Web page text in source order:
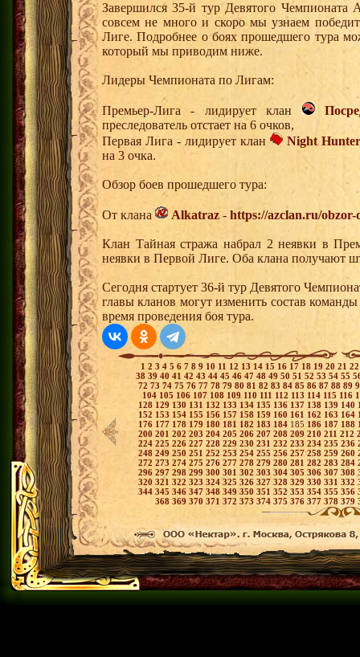
Завершился 35-й тур Девятого Чемпионата
совсем не много и скоро мы узнаем
Лиге. Подробнее о боях прошедшего тура
который мы приводим ниже.
Лидеры Чемпионата по Лигам:
Премьер-Лига - лидирует клан
преследователь отстает на 6 очков,
Первая Лига - лидирует клан
Night
на 3 очка.
Обзор боев прошедшего тура:
От клана Alkatraz - https://azclan.ru/obzor-
Клан Тайная стража набрал 2 неявки в
неявки в Первой Лиге. Оба клана получают
Сегодня стартует 36-й тур Девятого
главы кланов могут изменить состав
время проведения боя тура.
1 2 3 4 5 6 7 8 9 10 11 12 13 14 15 16 17 18 19 20 21
38 39 40 41 42 43 44 45 46 47 48 49 50 51 52 53 54 55
72 73 74 75 76 77 78 79 80 81 82 83 84 85 86 87 88 89
104 105 106 107 108 109 110 111 112 113 114 115 116
128 129 130 131 132 133 134 135 136 137 138 139 140
152 153 154 155 156 157 158 159 160 161 162 163 164
176 177 178 179 180 181 182 183 184 185 186 187 188
200 201 202 203 204 205 206 207 208 209 210 211 212
224 225 226 227 228 229 230 231 232 233 234 235 236
248 249 250 251 252 253 254 255 256 257258 259 260
272 273 274 275 276 277 278 279 280 281 282 283 284
296 297 298 299 300 301 302 303 304 305 306 307 308
320 321 322 323 324 325 326 327 328 329 330 331 332
344 345 346 347 348 349350 351 352 353 354 355 356
368 369 370 371 372 373 374 375 376 377 378 379